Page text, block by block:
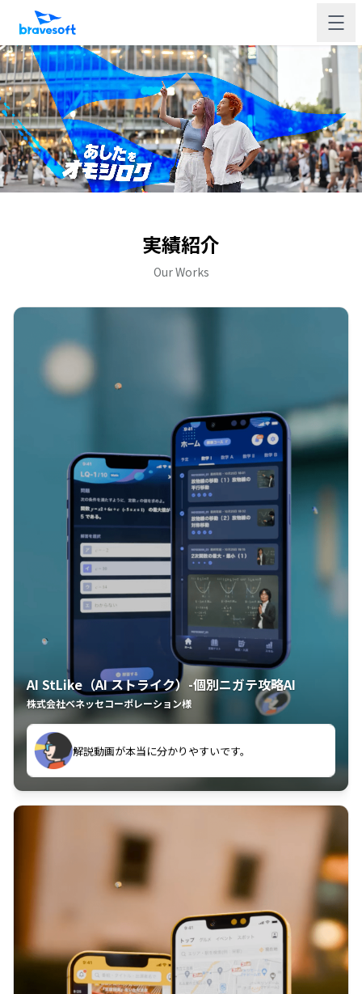
実績紹介
Our Works
AI StLike（AI ストライク）-個別ニガテ攻略AI
株式会社ベネッセコーポレーション様
古文漢文を主に使わせていただいているが、復習する
のに非常に役立っている。
解説動画が本当に分かりやすいです。